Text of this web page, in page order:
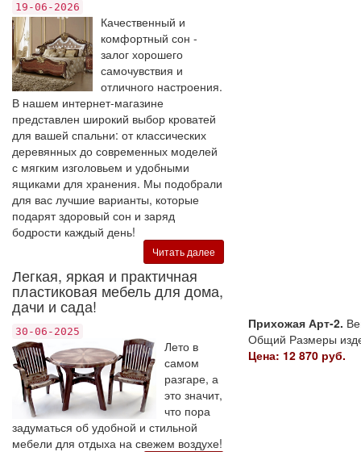
19-06-2026
Качественный и
комфортный сон -
залог хорошего
самочувствия и
отличного настроения.
В нашем интернет-магазине
представлен широкий выбор кроватей
для вашей спальни: от классических
деревянных до современных моделей
с мягким изголовьем и удобными
ящиками для хранения. Мы подобрали
для вас лучшие варианты, которые
подарят здоровый сон и заряд
бодрости каждый день!
Читать далее
Легкая, яркая и практичная
пластиковая мебель для дома,
дачи и сада!
30-06-2025
Лето в
самом
разгаре, а
это значит,
что пора
задуматься об удобной и стильной
мебели для отдыха на свежем воздухе!
Прихожая Арт-2.
Общий Размеры
Цена: 12 870 руб.